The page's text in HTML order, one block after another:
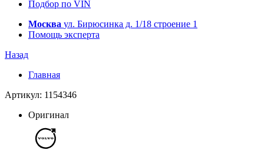
Подбор по VIN
Москва ул. Бирюсинка д. 1/18 строение 1
Помощь эксперта
Назад
Главная
Артикул: 1154346
Оригинал